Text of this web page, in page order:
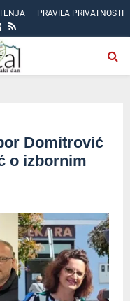
PRAVILA PRIVATNOSTI
EMAIL
RSS
Domitrović
o izbornim